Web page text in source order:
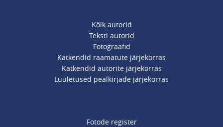
Kõik autorid
Teksti autorid
Fotograafid
Katkendid raamatute järjekorras
Katkendid autorite järjekorras
Luuletused pealkirjade järjekorras
Fotode register